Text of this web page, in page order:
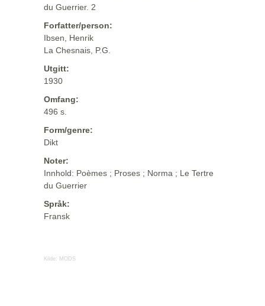
du Guerrier. 2
Forfatter/person:
Ibsen, Henrik
La Chesnais, P.G.
Utgitt:
1930
Omfang:
496 s.
Form/genre:
Dikt
Noter:
Innhold: Poèmes ; Proses ; Norma ; Le Tertre
du Guerrier
Språk:
Fransk
Kilde: MODS